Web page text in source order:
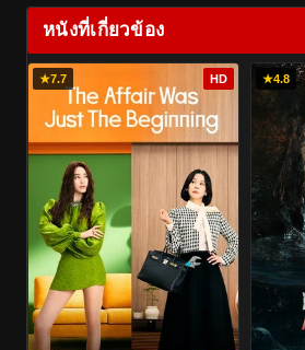
หนังที่เกี่ยวข้อง
★7.7 HD ★4.8